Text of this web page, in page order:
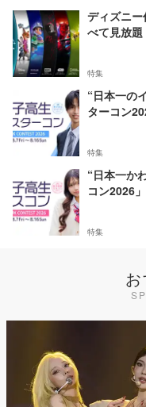
ディズニ
べて見放題
特集
“日本一の
ターコン
特集
“日本一か
コン2026
特集